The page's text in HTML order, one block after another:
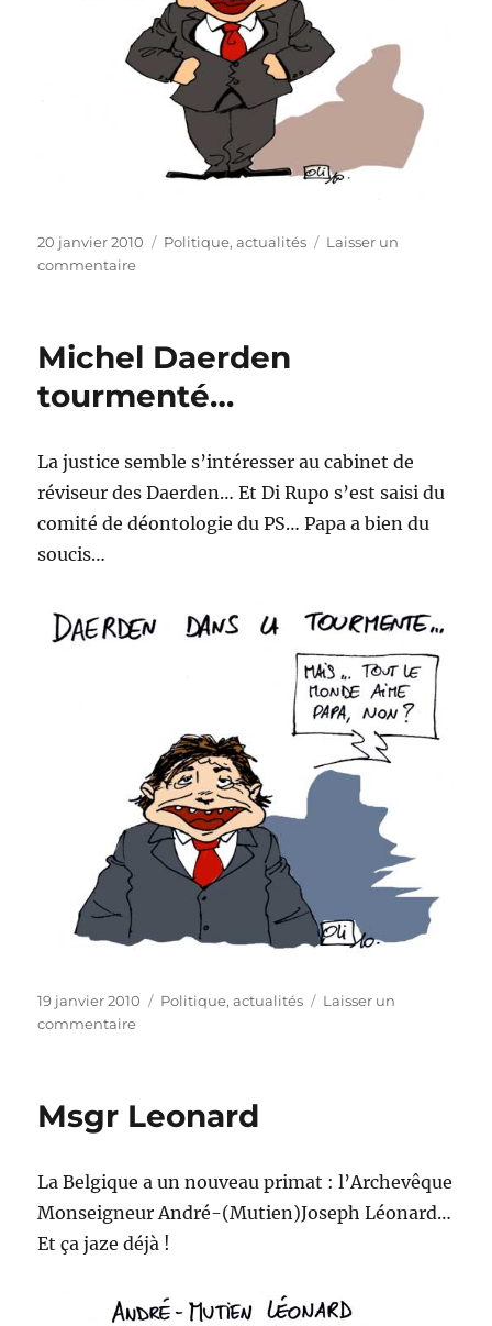
Publié
le
20 janvier 2010 Catégories
Politique, actualités
Laisser un
commentairesur
savait…
Michel Daerden
tourmenté…
La justice semble s’intéresser au cabinet de
réviseur des Daerden… Et Di Rupo s’est saisi du
comité de déontologie du PS… Papa a bien du
soucis…
Publié
le
19 janvier 2010 Catégories
Politique, actualités
Laisser un
commentairesur
Msgr Leonard
La Belgique a un nouveau primat : l’Archevêque
Monseigneur André-(Mutien)Joseph Léonard…
Et ça jaze déjà !